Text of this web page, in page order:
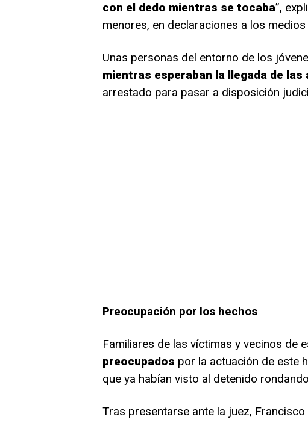
con el dedo mientras se tocaba”,
menores, en declaraciones a los medios
Unas personas del entorno de los
mientras esperaban la llegada de las
arrestado para pasar a disposición
Preocupación por los hechos
Familiares de las víctimas y vecinos de
preocupados por la actuación de este
que ya habían visto al detenido
Tras presentarse ante la juez,